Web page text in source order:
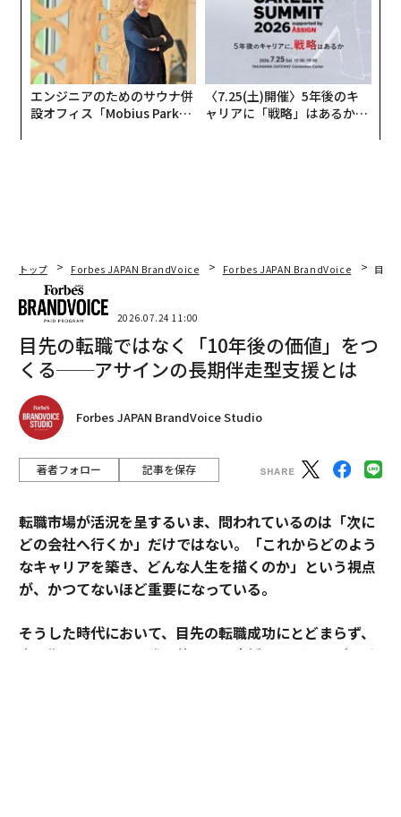
エンジニアのためのサウナ併
設オフィス「Mobius Park」
〈7.25(土)開催〉5年後のキ
ャリアに「戦略」はあるか。
トップ Forbes JAPAN BrandVoice Forbes JAPAN BrandVoice 目先
2026.07.24 11:00
目先の転職ではなく「10年後の価値」をつ
くる──アサインの長期伴走型支援とは
Forbes JAPAN BrandVoice Studio
著者フォロー 記事を保存
転職市場が活況を呈するいま、問われているのは「次に
どの会社へ行くか」だけではない。「これからどのよう
なキャリアを築き、どんな人生を描くのか」という視点
が、かつてないほど重要になっている。
そうした時代において、目先の転職成功にとどまらず、
中長期のキャリア形成に伴走する支援を掲げるのがアサ